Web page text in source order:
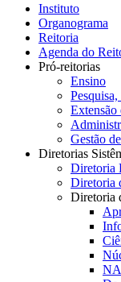
Instituto
Organograma
Reitoria
Agenda do
Pró-reitorias
Ensino
Extensão
Gestão
Diretorias
Diretoria
Diretoria
Diretoria